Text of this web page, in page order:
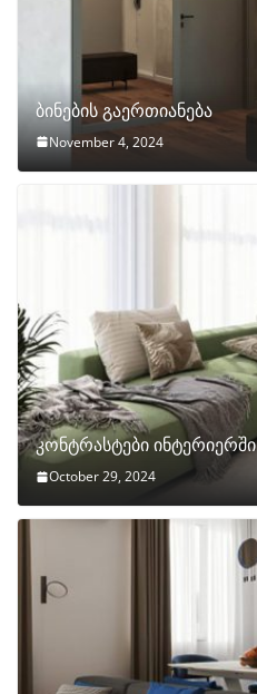
ბინების გაერთიანება
November 4, 2024
კონტრასტები ინტერიერში
October 29, 2024